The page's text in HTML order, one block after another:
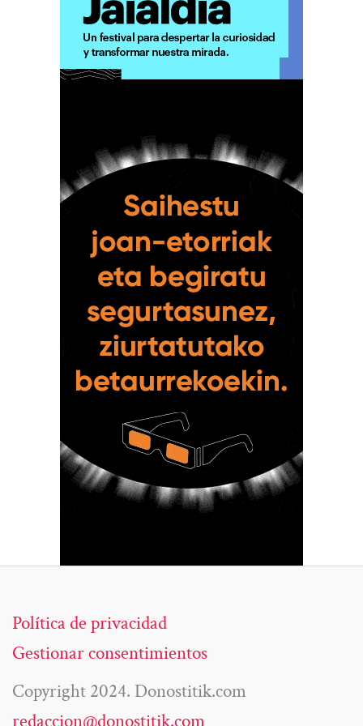
Política de privacidad
Gestionar consentimientos
Copyright 2024. Donostitik.com